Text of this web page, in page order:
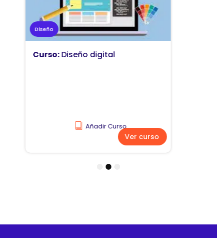
Marketing
Curso:Diseño y comunicación
Añadir Curso
Ver curso